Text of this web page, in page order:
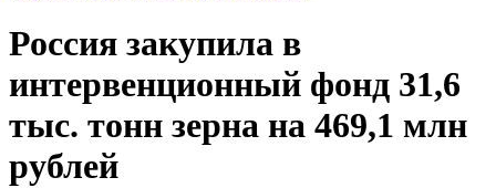
Россия закупила в
интервенционный фонд 31,6
тыс. тонн зерна на 469,1 млн
рублей